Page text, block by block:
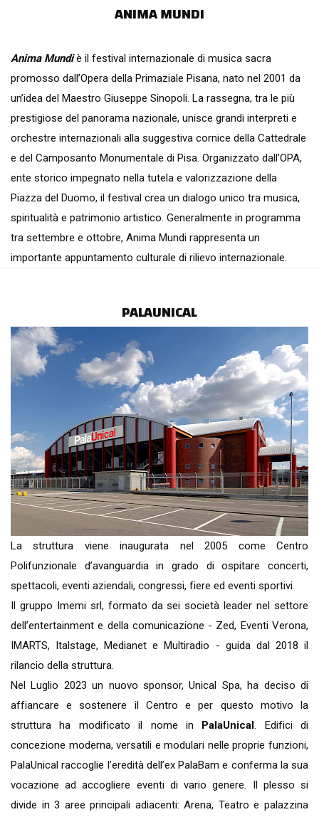
ANIMA MUNDI
Anima Mundiè il festival internazionale di musica sacra
promosso dall’Opera della Primaziale Pisana, nato nel 2001 da
un’idea del Maestro Giuseppe Sinopoli. La rassegna, tra le più
prestigiose del panorama nazionale, unisce grandi interpreti e
orchestre internazionali alla suggestiva cornice della Cattedrale
e del Camposanto Monumentale di Pisa. Organizzato dall’OPA,
ente storico impegnato nella tutela e valorizzazione della
Piazza del Duomo, il festival crea un dialogo unico tra musica,
spiritualità e patrimonio artistico. Generalmente in programma
tra settembre e ottobre, Anima Mundi rappresenta un
importante appuntamento culturale di rilievo internazionale.
PALAUNICAL
La struttura viene inaugurata nel 2005 come Centro
Polifunzionale d’avanguardia in grado di ospitare concerti,
spettacoli, eventi aziendali, congressi, fiere ed eventi sportivi.
Il gruppo Imemi srl, formato da sei società leader nel settore
dell’entertainment e della comunicazione - Zed, Eventi Verona,
IMARTS, Italstage, Medianet e Multiradio - guida dal 2018 il
rilancio della struttura.
Nel Luglio 2023 un nuovo sponsor, Unical Spa, ha deciso di
affiancare e sostenere il Centro e per questo motivo la
struttura ha modificato il nome in PalaUnical. Edifici di
concezione moderna, versatili e modulari nelle proprie funzioni,
PalaUnical raccoglie l’eredità dell’ex PalaBam e conferma la sua
vocazione ad accogliere eventi di vario genere. Il plesso si
divide in 3 aree principali adiacenti: Arena, Teatro e palazzina